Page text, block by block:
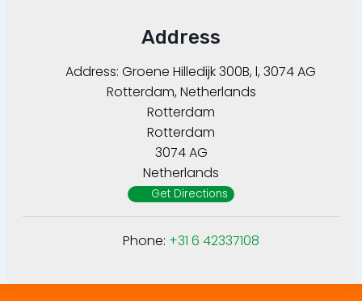
Address
Address: Groene Hilledijk 300B, l, 3074 AG
Rotterdam, Netherlands
Rotterdam
Rotterdam
3074 AG
Netherlands
Get Directions
Phone: +31 6 42337108